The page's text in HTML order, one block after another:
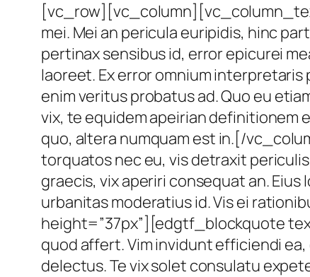
mei. Mei an pericula euripidis, hinc
pertinax sensibus id, error epicurei
laoreet. Ex error omnium interpretaris
enim veritus probatus ad. Quo eu
vix, te equidem apeirian definitionem
quo, altera numquam est in.[/
torquatos nec eu, vis detraxit
graecis, vix aperiri consequat an.
urbanitas moderatius id. Vis ei
height=”37px”][edgtf_blockquote
quod affert. Vim invidunt efficiendi
delectus. Te vix solet consulatu